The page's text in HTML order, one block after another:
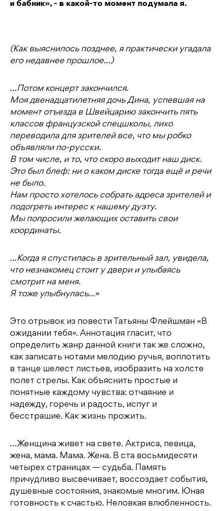
и бабник», - в какой-то момент подумала я.
(Как выяснилось позднее, я практически угадала
его недавнее прошлое…)
…Потом концерт закончился.
Моя двенадцатилетняя дочь Дина, успевшая на
момент отъезда в Швейцарию закончить пять
классов французской спецшколы, лихо
переводила для зрителей все, что мы робко
объявляли по-русски.
В том числе, и то, что скоро выходит наш диск.
Это был блеф: ни о каком диске тогда ещё и речи
не было.
Нам просто хотелось собрать адреса зрителей и
подогреть интерес к нашему дуэту.
Мы попросили желающих оставить свои
координаты.
…Когда я спустилась в зрительный зал, увидела,
что незнакомец стоит у двери и улыбаясь
смотрит на меня.
Я тоже улыбнулась…»
Это отрывок из повести Татьяны Флейшман «В
ожидании тебя». Аннотация гласит, что
определить жанр данной книги так же сложно,
как записать нотами мелодию ручья, воплотить
в танце шелест листьев, изобразить на холсте
полет стрелы. Как объяснить простые и
понятные каждому чувства: отчаяние и
надежду, горечь и радость, испуг и
бесстрашие. Как жизнь прожить.
…Женщина живет на свете. Актриса, певица,
жена, мама. Мама. Жена. В ста восьмидесяти
четырех страницах — судьба. Память
причудливо высвечивает, воссоздает события,
душевные состояния, знакомые многим. Юная
готовность к счастью. Неловкая влюбленность.